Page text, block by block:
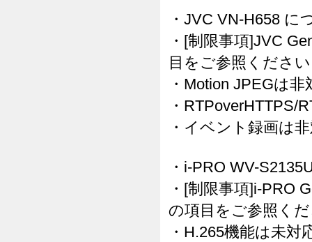
・JVC VN-H658
・[制限事項]JVC
目をご参照くださ
・Motion JPEGは
・RTPoverHTTPS/
・イベント録画は
・i-PRO WV-
・[制限事項]i-PRO
の項目をご参照く
・H.265機能は未対